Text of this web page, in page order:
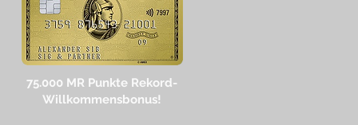
75.000 MR Punkte Rekord-
Willkommensbonus!